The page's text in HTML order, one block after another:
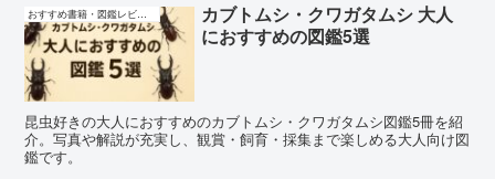
おすすめ書籍・図鑑レビュー
カブトムシ・クワガタムシ 大人
におすすめの図鑑5選
昆虫好きの大人におすすめのカブトムシ・クワガタムシ図鑑5冊を紹
介。写真や解説が充実し、観賞・飼育・採集まで楽しめる大人向け図
鑑です。